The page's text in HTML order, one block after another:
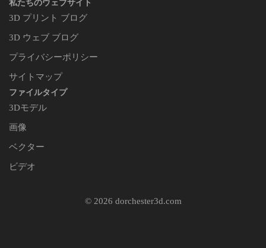
私たちのウェブサイト
3D プリント ブログ
3D ウェブ ブログ
プライバシーポリシー
サイトマップ
ファイルタイプ
3Dモデル
画像
ベクター
ビデオ
© 2026 dorchester3d.com